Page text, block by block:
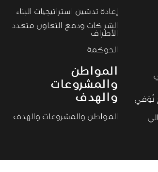
إعادة تدشين استراتيجيات البناء
الشراكات ودفع التعاون متعدد
الأطراف
الحوكمة
نُوَفي
المواطن والمشروعات والهدف
المواطن
والمشروعات
والهدف